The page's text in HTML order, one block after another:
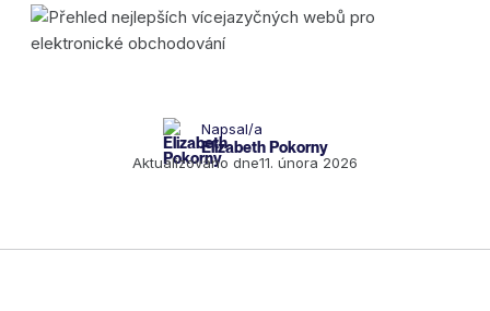
Napsal/a
Elizabeth Pokorny
Aktualizováno dne11. února 2026